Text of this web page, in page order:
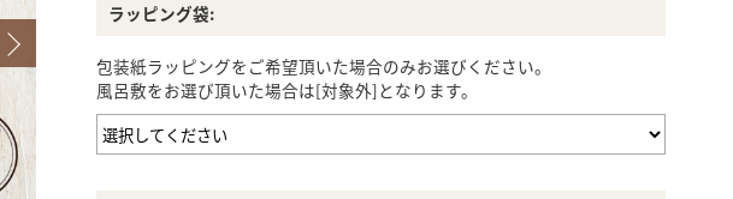
ラッピング袋:
包装紙ラッピングをご希望頂いた場合のみお選びください。
風呂敷をお選び頂いた場合は[対象外]となります。